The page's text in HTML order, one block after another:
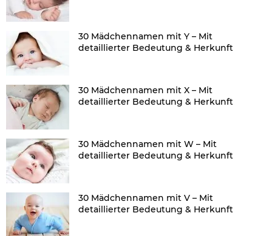
30 Mädchennamen mit Y – Mit
detaillierter Bedeutung & Herkunft
30 Mädchennamen mit X – Mit
detaillierter Bedeutung & Herkunft
30 Mädchennamen mit W – Mit
detaillierter Bedeutung & Herkunft
30 Mädchennamen mit V – Mit
detaillierter Bedeutung & Herkunft